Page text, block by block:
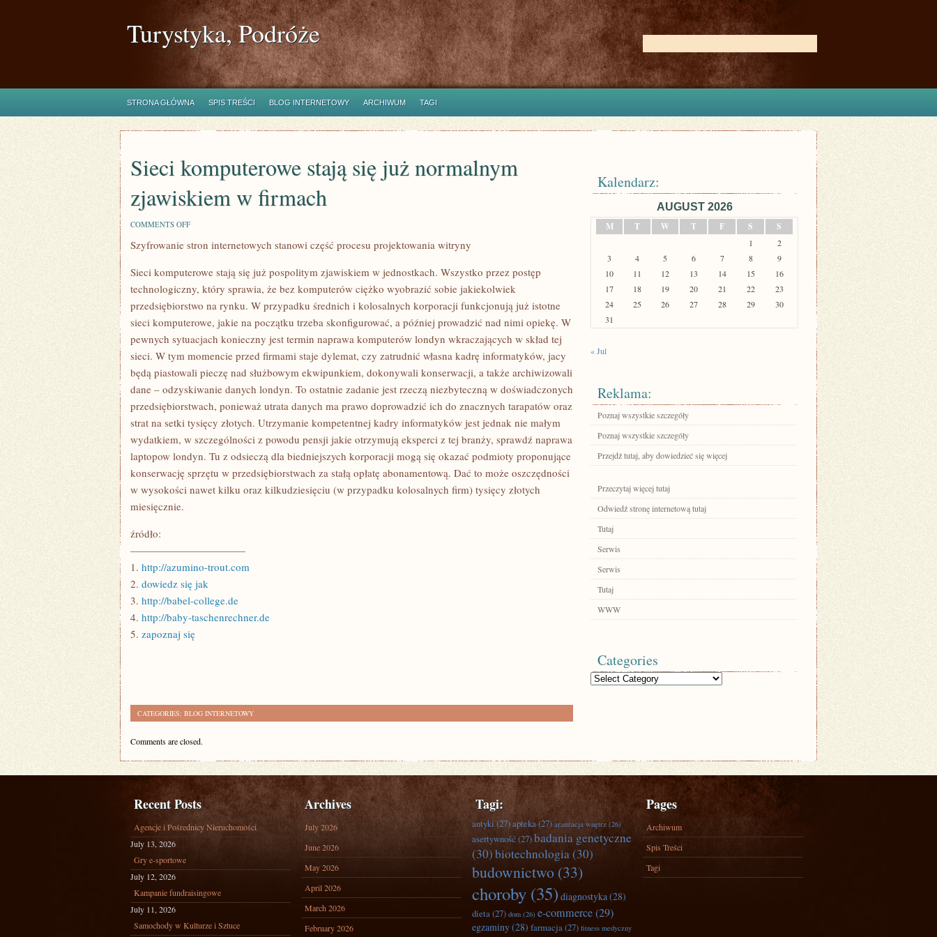
Turystyka, Podróże
STRONA GŁÓWNA SPIS TREŚCI BLOG INTERNETOWY ARCHIWUM TAGI
Sieci komputerowe stają się już normalnym
zjawiskiem w firmach
COMMENTS OFFON
KOMPUTEROWE
JUŻ
NORMALNYM
ZJAWISKIEM
W
FIRMACH
Szyfrowanie stron internetowych stanowi część procesu projektowania witryny
Sieci komputerowe stają się już pospolitym zjawiskiem w jednostkach. Wszystko przez postęp
technologiczny, który sprawia, że bez komputerów ciężko wyobrazić sobie jakiekolwiek
przedsiębiorstwo na rynku. W przypadku średnich i kolosalnych korporacji funkcjonują już istotne
sieci komputerowe, jakie na początku trzeba skonfigurować, a później prowadzić nad nimi opiekę. W
pewnych sytuacjach konieczny jest termin naprawa komputerów londyn wkraczających w skład tej
sieci. W tym momencie przed firmami staje dylemat, czy zatrudnić własna kadrę informatyków, jacy
będą piastowali pieczę nad służbowym ekwipunkiem, dokonywali konserwacji, a także archiwizowali
dane – odzyskiwanie danych londyn. To ostatnie zadanie jest rzeczą niezbyteczną w doświadczonych
przedsiębiorstwach, ponieważ utrata danych ma prawo doprowadzić ich do znacznych tarapatów oraz
strat na setki tysięcy złotych. Utrzymanie kompetentnej kadry informatyków jest jednak nie małym
wydatkiem, w szczególności z powodu pensji jakie otrzymują eksperci z tej branży, sprawdź naprawa
laptopow londyn. Tu z odsieczą dla biedniejszych korporacji mogą się okazać podmioty proponujące
konserwację sprzętu w przedsiębiorstwach za stałą opłatę abonamentową. Dać to może oszczędności
w wysokości nawet kilku oraz kilkudziesięciu (w przypadku kolosalnych firm) tysięcy złotych
miesięcznie.
źródło:
———————————
1. http://azumino-trout.com
2. dowiedz się jak
3. http://babel-college.de
4. http://baby-taschenrechner.de
5. zapoznaj się
CATEGORIES: BLOG INTERNETOWY
Comments are closed.
Kalendarz:
AUGUST 2026
M
T W T F S S
1
2
3
4 5 6 7 8
9
10
11 12 13 14 15
16
17
18 19 20 21 22
23
24
25 26 27 28 29
30
31
« Jul
Reklama:
Poznaj wszystkie szczegóły
Poznaj wszystkie szczegóły
Przejdź tutaj, aby dowiedzieć się więcej
Przeczytaj więcej tutaj
Odwiedź stronę internetową tutaj
Tutaj
Serwis
Serwis
Tutaj
WWW
Categories
Categories
Recent Posts
Agencje i Pośrednicy Nieruchomości
July 13, 2026
Gry e-sportowe
July 12, 2026
Kampanie fundraisingowe
July 11, 2026
Samochody w Kulturze i Sztuce
Archives
July 2026
June 2026
May 2026
April 2026
March 2026
February 2026
Tagi:
antyki(27)apteka(27) aranżacja wnętrz (26)
asertywność (27)badania genetyczne
(30)biotechnologia(30)
budownictwo (33)
choroby (35) diagnostyka(28)
dieta(27) dom (26) e-commerce(29)
egzaminy(28) farmacja(27) fitness medyczny
Pages
Archiwum
Spis Treści
Tagi